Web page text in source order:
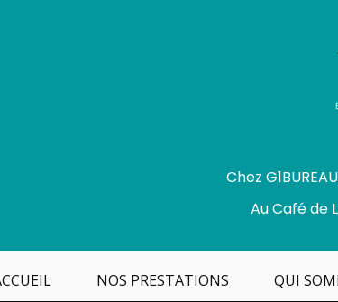
Chez
Au Café de
NOS PRESTATIONS QUI